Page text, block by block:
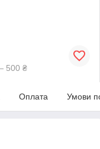
500 ₴
Оплата Умови